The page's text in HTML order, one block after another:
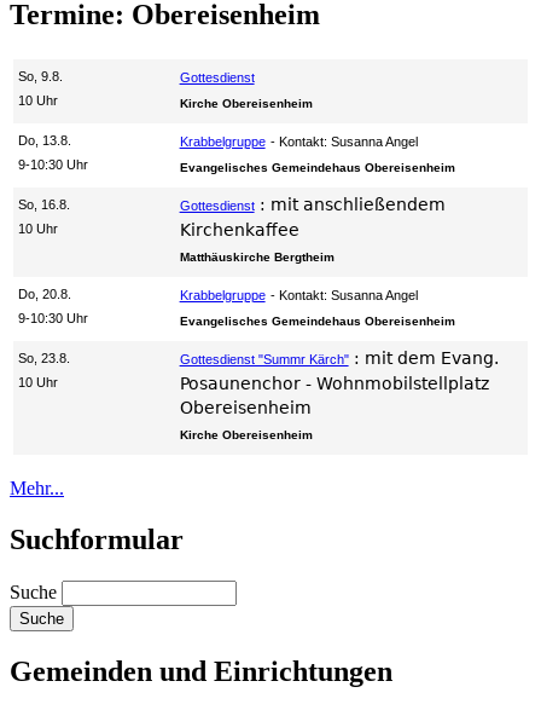
Termine: Obereisenheim
So, 9.8.
10 Uhr
Gottesdienst
Kirche Obereisenheim
Do, 13.8.
9-10:30 Uhr
Krabbelgruppe Kontakt: Susanna Angel
Evangelisches Gemeindehaus Obereisenheim
So, 16.8.
10 Uhr
Gottesdienst: mit anschließendem
Kirchenkaffee
Matthäuskirche Bergtheim
Do, 20.8.
9-10:30 Uhr
Krabbelgruppe Kontakt: Susanna Angel
Evangelisches Gemeindehaus Obereisenheim
So, 23.8.
10 Uhr
Gottesdienst "Summr Kärch": mit dem Evang.
Posaunenchor - Wohnmobilstellplatz
Obereisenheim
Kirche Obereisenheim
Mehr...
Suchformular
Suche
Gemeinden und Einrichtungen